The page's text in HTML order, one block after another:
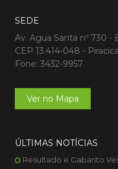
SEDE
Av. Agua Santa nº 730 -
CEP 13.414-048 -
Fone: 3432-9957
Ver no Mapa
ÚLTIMAS NOTÍCIAS
Resultado e Gabarito